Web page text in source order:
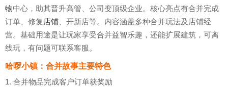
物中心，助其晋升高管、公司变顶级企业。核心亮点有合并完成
订单、修复 店铺 、开新店等。内容涵盖多种合并玩法及店铺经
营。基础用途是让玩家享受合并益智乐趣，还能扩展建筑，可离
线玩，有问题可联系客服。
哈啰小镇：合并故事主要特色
1. 合并物品完成客户订单获奖励